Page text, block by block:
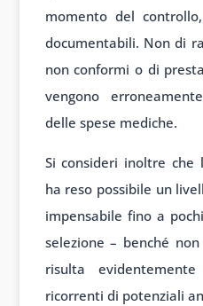
momento del
documentabili. Non di
non conformi o di
vengono
delle spese mediche.
Si consideri inoltre che
ha reso possibile un
impensabile fino a
selezione – benché
risulta
ricorrenti di potenziali